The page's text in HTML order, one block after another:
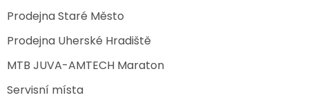
Prodejna Staré Město
Prodejna Uherské Hradiště
MTB JUVA-AMTECH Maraton
Servisní místa